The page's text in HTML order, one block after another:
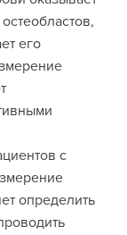
его
с
определить